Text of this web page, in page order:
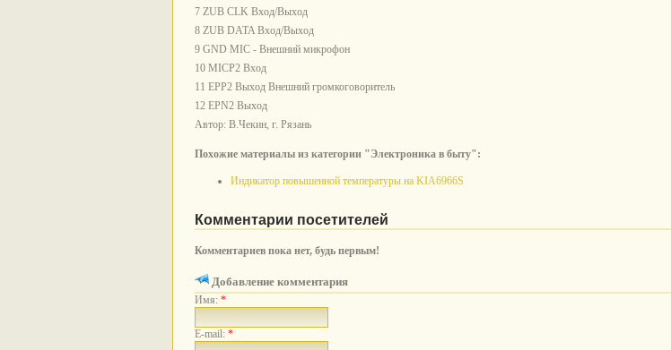
7 ZUB CLK Вход/Выход
8 ZUB DATA Вход/Выход
9 GND MIC - Внешний микрофон
10 MICP2 Вход
11 EPP2 Выход Внешний громкоговоритель
12 EPN2 Выход
Автор: В.Чекин, г. Рязань
Похожие материалы из категории "Электроника в быту":
Индикатор повышенной температуры на KIA6966S
Комментарии посетителей
Комментариев пока нет, будь первым!
Добавление комментария
Имя: *
E-mail: *